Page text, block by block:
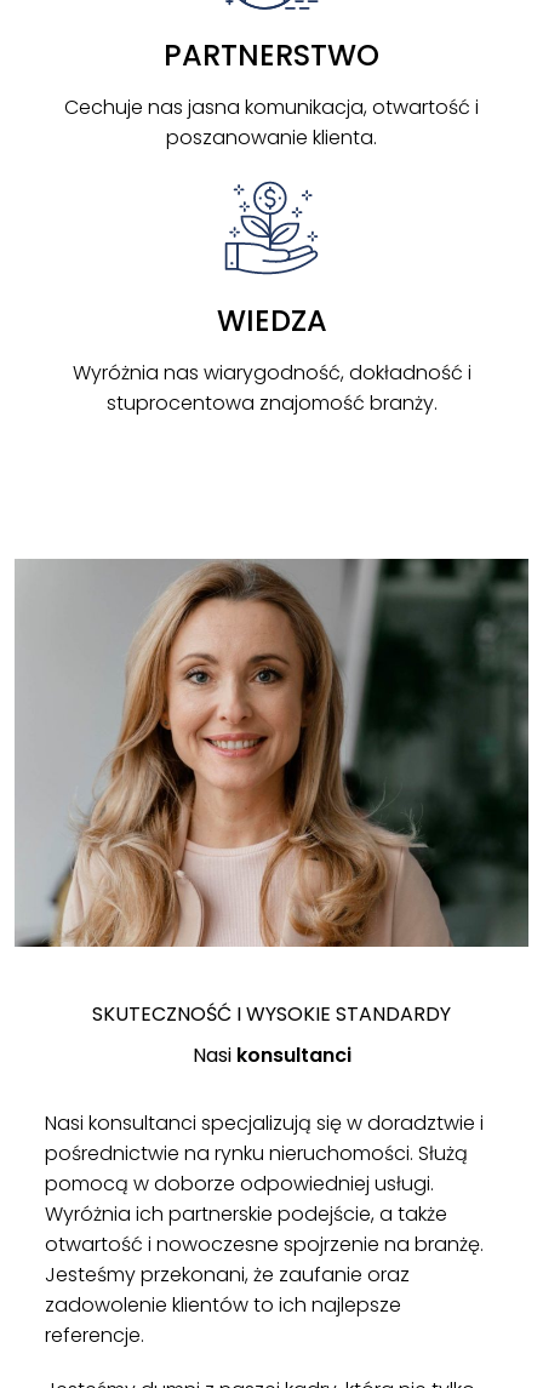
PARTNERSTWO
Cechuje nas jasna komunikacja, otwartość i
poszanowanie klienta.
WIEDZA
Wyróżnia nas wiarygodność, dokładność i
stuprocentowa znajomość branży.
SKUTECZNOŚĆ I WYSOKIE STANDARDY
Nasi konsultanci
Nasi konsultanci specjalizują się w doradztwie i
pośrednictwie na rynku nieruchomości. Służą
pomocą w doborze odpowiedniej usługi.
Wyróżnia ich partnerskie podejście, a także
otwartość i nowoczesne spojrzenie na branżę.
Jesteśmy przekonani, że zaufanie oraz
zadowolenie klientów to ich najlepsze
referencje.